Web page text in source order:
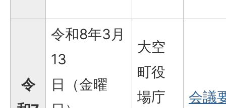
令
令和8年3月
13
日（金曜
大空
町役
場庁
会議